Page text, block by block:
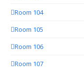
Room 104
Room 105
Room 106
Room 107